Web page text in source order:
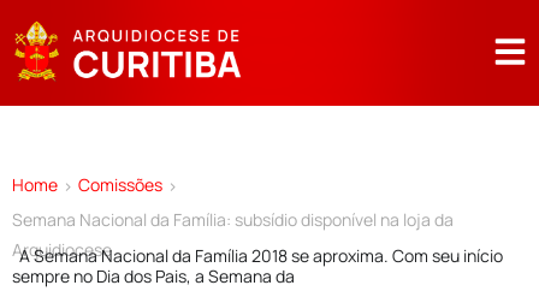
Home > Comissões >
Semana Nacional da Família: subsídio disponível na loja da
Arquidiocese
A Semana Nacional da Família 2018 se aproxima. Com seu início
sempre no Dia dos Pais, a Semana da